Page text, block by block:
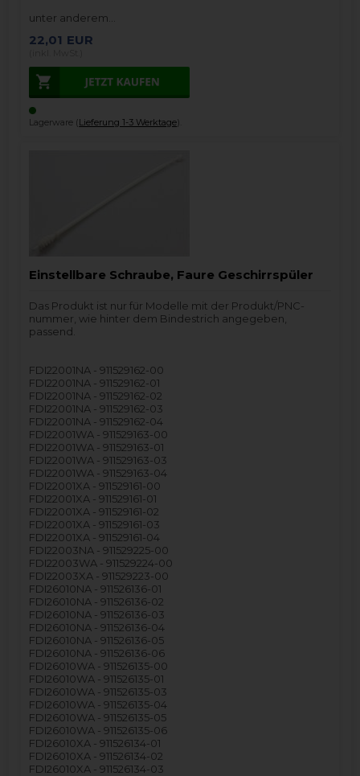
unter anderem…
22,01 EUR
Lagerware (Lieferung 1-3 Werktage).
Einstellbare Schraube, Faure Geschirrspüler
Das Produkt ist nur für Modelle mit der Produkt/PNC-
nummer, wie hinter dem Bindestrich angegeben,
passend.
FDI22001NA - 911529162-00
FDI22001NA - 911529162-01
FDI22001NA - 911529162-02
FDI22001NA - 911529162-03
FDI22001NA - 911529162-04
FDI22001WA - 911529163-00
FDI22001WA - 911529163-01
FDI22001WA - 911529163-03
FDI22001WA - 911529163-04
FDI22001XA - 911529161-00
FDI22001XA - 911529161-01
FDI22001XA - 911529161-02
FDI22001XA - 911529161-03
FDI22001XA - 911529161-04
FDI22003NA - 911529225-00
FDI22003WA - 911529224-00
FDI22003XA - 911529223-00
FDI26010NA - 911526136-01
FDI26010NA - 911526136-02
FDI26010NA - 911526136-03
FDI26010NA - 911526136-04
FDI26010NA - 911526136-05
FDI26010NA - 911526136-06
FDI26010WA - 911526135-00
FDI26010WA - 911526135-01
FDI26010WA - 911526135-03
FDI26010WA - 911526135-04
FDI26010WA - 911526135-05
FDI26010WA - 911526135-06
FDI26010XA - 911526134-01
FDI26010XA - 911526134-02
FDI26010XA - 911526134-03